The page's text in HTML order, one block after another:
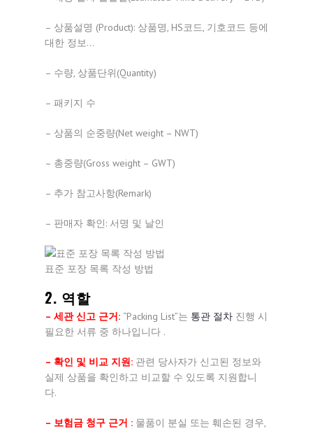
– 상품설명 (Product): 상품명, HS코드, 기호코드 등에
대한 정보…
– 수량, 상품단위(Quantity)
– 패키지 수
– 상품의 순중량(Net weight – NWT)
– 총중량(Gross weight – GWT)
– 추가 참고사항(Remark)
– 판매자 확인: 서명 및 날인
표준 포장 목록 작성 방법
2. 역할
– 세관 신고 근거: “Packing List”는 통관 절차 진행 시
필요한 서류 중 하나입니다 .
– 확인 및 비교 지원: 관련 당사자가 신고된 정보와
실제 상품을 확인하고 비교할 수 있도록 지원합니
다.
– 보험금 청구 근거 : 물품이 분실 또는 훼손된 경우,